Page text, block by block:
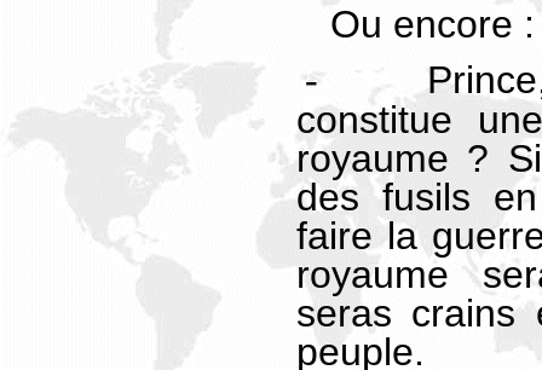
Ou encore :
-
constitue
royaume ?
des fusils
faire la
royaume
seras crains
peuple.